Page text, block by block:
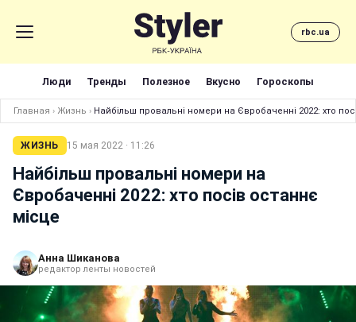
rbc.ua
Люди Тренды Полезное Вкусно Гороскопы
Главная › Жизнь › Найбільш провальні номери на Євробаченні 2022: хто
ЖИЗНЬ 15 мая 2022 · 11:26
Найбільш провальні номери на
Євробаченні 2022: хто посів останнє
місце
Анна Шиканова
редактор ленты новостей